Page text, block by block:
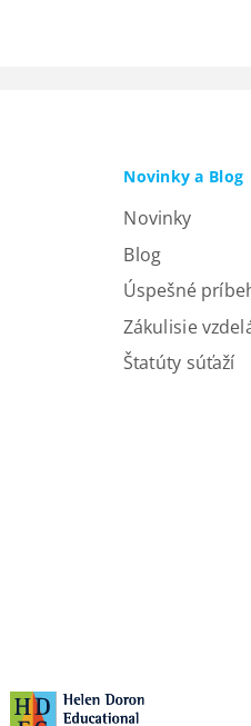
Novinky a Blog
Novinky
Blog
Úspešné
Zákulisie
Štatúty súťaží